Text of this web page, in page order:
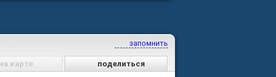
запомнить
на карте поделиться